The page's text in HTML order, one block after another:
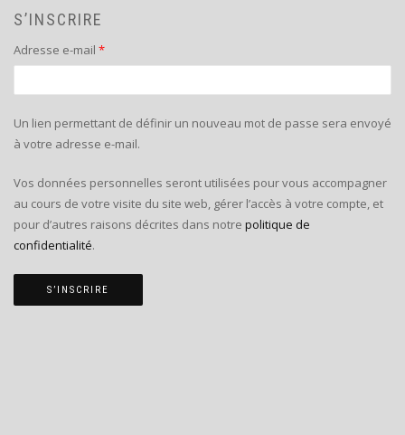
S’INSCRIRE
Adresse e-mail *Obligatoire
Un lien permettant de définir un nouveau mot de passe sera envoyé
à votre adresse e-mail.
Vos données personnelles seront utilisées pour vous accompagner
au cours de votre visite du site web, gérer l’accès à votre compte, et
pour d’autres raisons décrites dans notre politique de
confidentialité.
S’INSCRIRE